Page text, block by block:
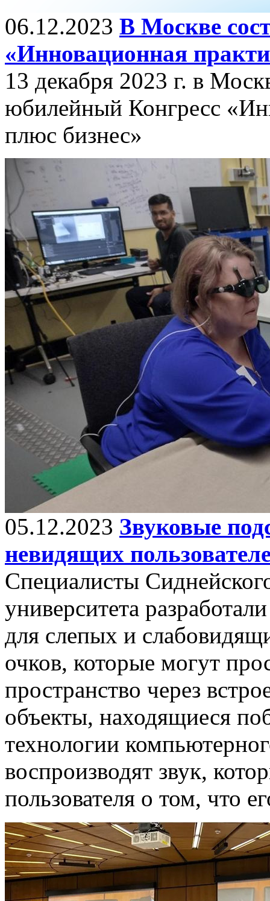
06.12.2023 В Москве
«Инновационная
13 декабря 2023 г. в
юбилейный Конгресс
плюс бизнес»
05.12.2023 Звуковые
невидящих
Специалисты
университета
для слепых и
очков, которые могут
пространство через
объекты, находящиеся
технологии
воспроизводят звук,
пользователя о том, что